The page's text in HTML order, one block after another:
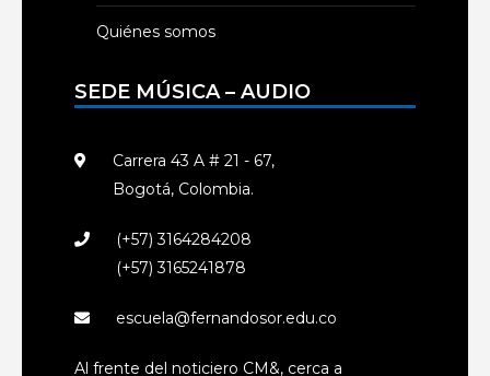
Quiénes somos
SEDE MÚSICA – AUDIO
Carrera 43 A # 21 - 67,
Bogotá, Colombia.
(+57) 3164284208
(+57) 3165241878
escuela@fernandosor.edu.co
Al frente del noticiero CM&, cerca a